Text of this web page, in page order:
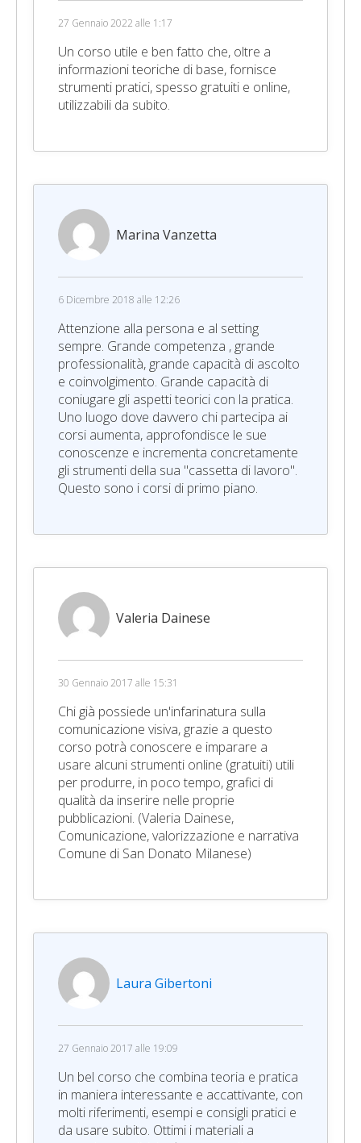
27 Gennaio 2022 alle 1:17
Un corso utile e ben fatto che, oltre a
informazioni teoriche di base, fornisce
strumenti pratici, spesso gratuiti e online,
utilizzabili da subito.
Marina Vanzetta
6 Dicembre 2018 alle 12:26
Attenzione alla persona e al setting
sempre. Grande competenza , grande
professionalità, grande capacità di ascolto
e coinvolgimento. Grande capacità di
coniugare gli aspetti teorici con la pratica.
Uno luogo dove davvero chi partecipa ai
corsi aumenta, approfondisce le sue
conoscenze e incrementa concretamente
gli strumenti della sua "cassetta di lavoro".
Questo sono i corsi di primo piano.
Valeria Dainese
30 Gennaio 2017 alle 15:31
Chi già possiede un'infarinatura sulla
comunicazione visiva, grazie a questo
corso potrà conoscere e imparare a
usare alcuni strumenti online (gratuiti) utili
per produrre, in poco tempo, grafici di
qualità da inserire nelle proprie
pubblicazioni. (Valeria Dainese,
Comunicazione, valorizzazione e narrativa
Comune di San Donato Milanese)
Laura Gibertoni
27 Gennaio 2017 alle 19:09
Un bel corso che combina teoria e pratica
in maniera interessante e accattivante, con
molti riferimenti, esempi e consigli pratici e
da usare subito. Ottimi i materiali a